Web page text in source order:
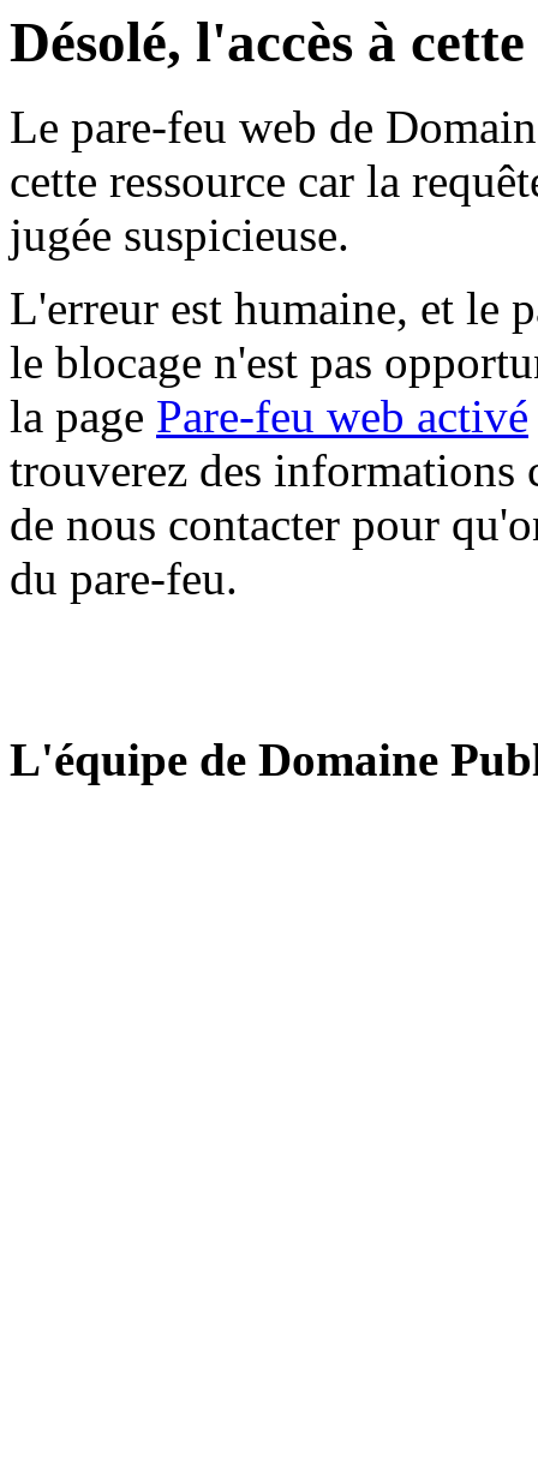
Désolé, l'accès à
Le pare-feu web de
cette ressource car la
jugée suspicieuse.
L'erreur est humaine, et le
le blocage n'est pas
la page Pare-feu web activé
trouverez des informations
de nous contacter pour
du pare-feu.
L'équipe de Domaine